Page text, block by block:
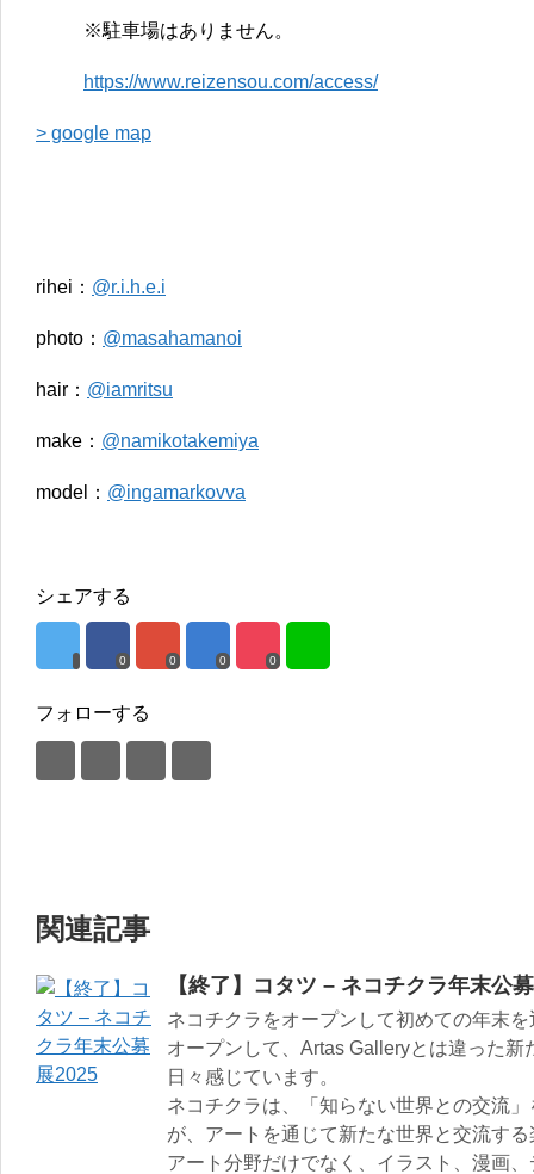
※駐車場はありません。
https://www.reizensou.com/access/
> google map
rihei： @r.i.h.e.i
photo： @masahamanoi
hair： @iamritsu
make： @namikotakemiya
model： @ingamarkovva
シェアする
0 0 0 0
フォローする
関連記事
【終了】コタツ – ネコチクラ年末公
ネコチクラをオープンして初めての年末
オープンして、Artas Galleryとは違った
日々感じています。
ネコチクラは、「知らない世界との交流
が、アートを通じて新たな世界と交流す
アート分野だけでなく、イラスト、漫画